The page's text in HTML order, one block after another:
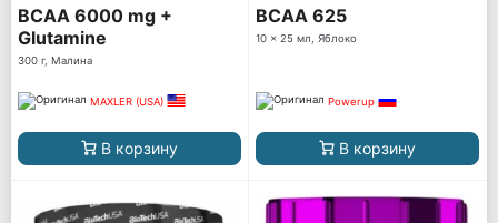
BCAA 6000 mg +
Glutamine
300 г, Малина
MAXLER (USA)
В корзину
BCAA 625
10 x 25 мл, Яблоко
Powerup
В корзину